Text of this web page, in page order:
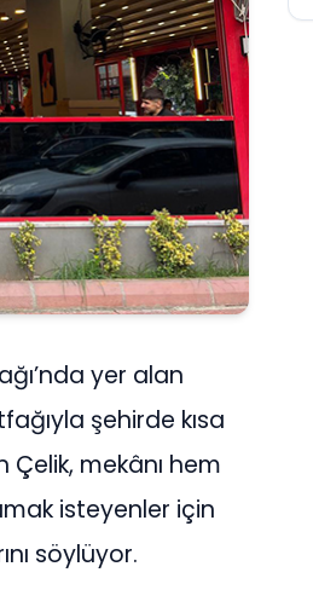
yer alan
şehirde kısa
mekânı hem
isteyenler için
söylüyor.